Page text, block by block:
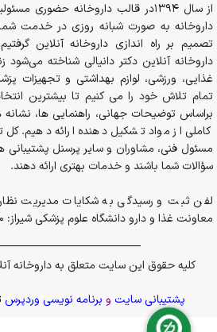
تصمیم بر راه اندازی داروخانه آنلاین
داروخانه آنلاین دکتر دانیالی شناخته
غذایی، ورزشی، لوازم بهداشتی و تجهیزات
تمام تلاش خود را می کنیم تا بیشترین
براساس توضیحات جهانی، راهنمایی ها،
کاملی از مواد تشکیل دهنده ارائه دهیم.
مسئول فنی، مشاوران و سایر پرسنل
سؤالات شما باشند و خدمات بهتری ارائه دهند.
لفن ثبت و رسیدگی به شکایات مدیریت
معاونت غذا و دارو دانشگاه علوم پزشکی شیراز: 0712122240 و 1819
کلیه حقوق این سایت متعلق به داروخانه
پشتیبانی سایت و برنامه نویسی وردپرس